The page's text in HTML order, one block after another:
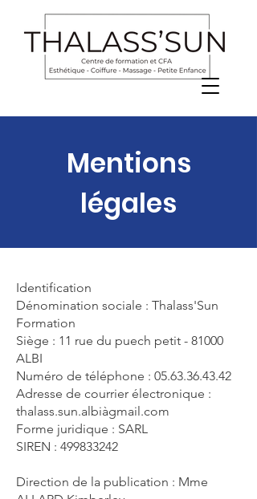
Mentions
légales
Identification
Dénomination sociale : Thalass'Sun
Formation
Siège : 11 rue du puech petit - 81000
ALBI
Numéro de téléphone : 05.63.36.43.42
Adresse de courrier électronique :
thalass.sun.albiàgmail.com
Forme juridique : SARL
SIREN : 499833242
Direction de la publication : Mme